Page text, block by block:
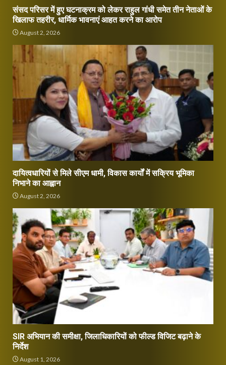
संसद परिसर में हुए घटनाक्रम को लेकर राहुल गांधी समेत तीन नेताओं के
खिलाफ तहरीर, धार्मिक भावनाएं आहत करने का आरोप
August 2, 2026
दायित्वधारियों से मिले सीएम धामी, विकास कार्यों में सक्रिय भूमिका
निभाने का आह्वान
August 2, 2026
SIR अभियान की समीक्षा, जिलाधिकारियों को फील्ड विजिट बढ़ाने के
निर्देश
August 1, 2026